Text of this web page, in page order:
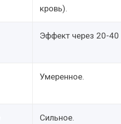
кровь).
Эффект через 20-40
Умеренное.
Сильное.